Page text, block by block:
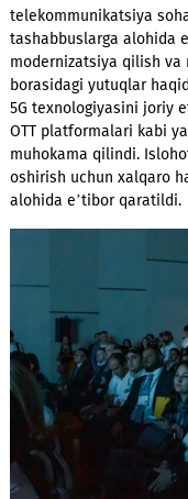
Mobiuz vakillari
telekommunikatsiya
tashabbuslarga
modernizatsiya
borasidagi yutuqlar
5G texnologiyasini
OTT platformalari
muhokama qilindi.
oshirish uchun
alohida e’tibor